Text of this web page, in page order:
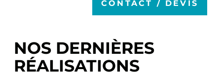
CONTACT / DEVIS
NOS DERNIÈRES
RÉALISATIONS